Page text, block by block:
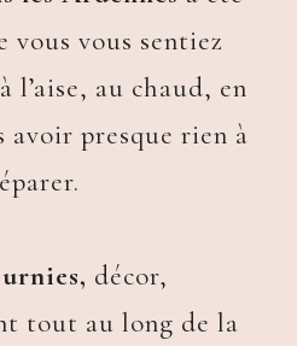
vous vous sentiez
l’aise, au chaud, en
avoir presque rien à
décor,
tout au long de la